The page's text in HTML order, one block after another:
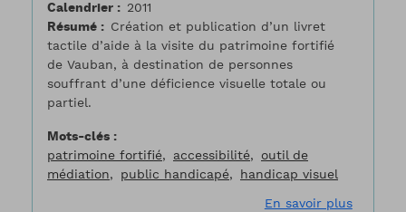
Calendrier
2011
Résumé
Création et publication d’un livret
tactile d’aide à la visite du patrimoine fortifié
de Vauban, à destination de personnes
souffrant d’une déficience visuelle totale ou
partiel.
Mots-clés
patrimoine fortifié
accessibilité
outil de
médiation
public handicapé handicap visuel
En savoir plussur